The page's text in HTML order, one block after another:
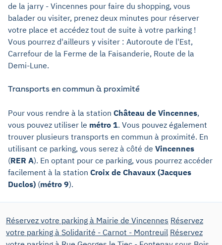
de la jarry - Vincennes pour faire du shopping, vous
balader ou visiter, prenez deux minutes pour réserver
votre place et accédez tout de suite à votre parking !
Vous pourrez d'ailleurs y visiter : Autoroute de l'Est,
Carrefour de la Ferme de la Faisanderie, Route de la
Demi-Lune.
Transports en commun à proximité
Pour vous rendre à la station Château de Vincennes,
vous pouvez utiliser le métro 1. Vous pouvez également
trouver plusieurs transports en commun à proximité. En
utilisant ce parking, vous serez à côté de Vincennes
(RER A). En optant pour ce parking, vous pourrez accéder
facilement à la station Croix de Chavaux (Jacques
Duclos) (métro 9).
Réservez votre parking à Mairie de Vincennes Réservez
votre parking à Solidarité - Carnot - Montreuil Réservez